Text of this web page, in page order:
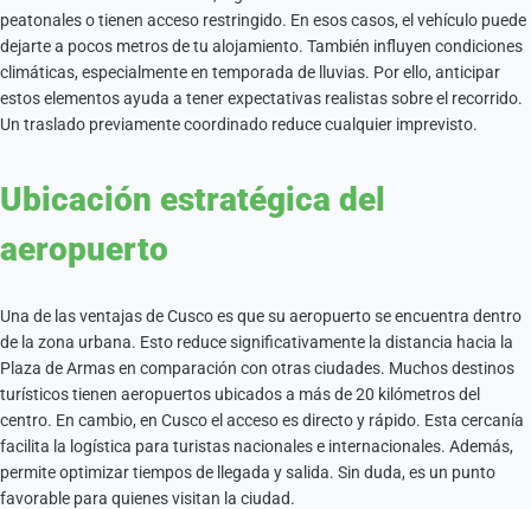
peatonales o tienen acceso restringido. En esos casos, el vehículo puede
dejarte a pocos metros de tu alojamiento. También influyen condiciones
climáticas, especialmente en temporada de lluvias. Por ello, anticipar
estos elementos ayuda a tener expectativas realistas sobre el recorrido.
Un traslado previamente coordinado reduce cualquier imprevisto.
Ubicación estratégica del
aeropuerto
Una de las ventajas de Cusco es que su aeropuerto se encuentra dentro
de la zona urbana. Esto reduce significativamente la distancia hacia la
Plaza de Armas en comparación con otras ciudades. Muchos destinos
turísticos tienen aeropuertos ubicados a más de 20 kilómetros del
centro. En cambio, en Cusco el acceso es directo y rápido. Esta cercanía
facilita la logística para turistas nacionales e internacionales. Además,
permite optimizar tiempos de llegada y salida. Sin duda, es un punto
favorable para quienes visitan la ciudad.